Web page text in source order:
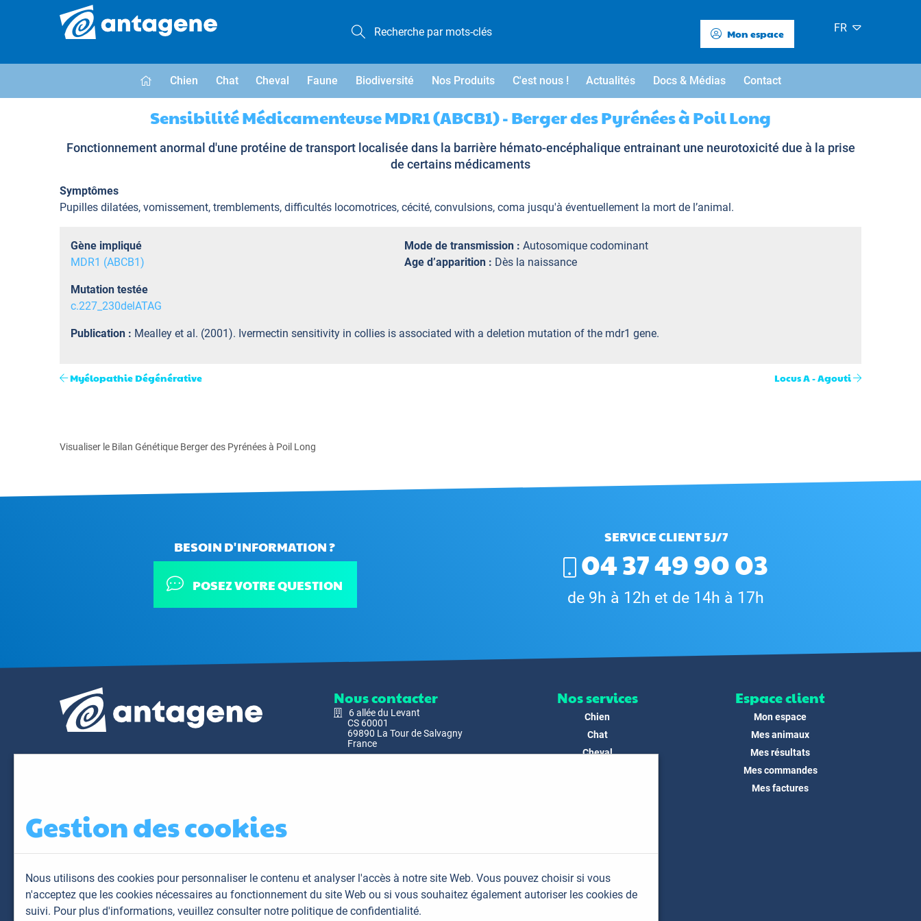
Mon espace FR
Chien Chat Cheval Faune Biodiversité Nos Produits C'est nous ! Actualités Docs & Médias Contact
Sensibilité Médicamenteuse MDR1 (ABCB1) - Berger des Pyrénées à Poil Long
Fonctionnement anormal d'une protéine de transport localisée dans la barrière hémato-encéphalique entrainant une neurotoxicité due à la prise
de certains médicaments
Symptômes
Pupilles dilatées, vomissement, tremblements, difficultés locomotrices, cécité, convulsions, coma jusqu'à éventuellement la mort de l’animal.
Gène impliqué
MDR1 (ABCB1)
Mutation testée
c.227_230delATAG
Mode de transmission : Autosomique codominant
Age d’apparition : Dès la naissance
Publication : Mealley et al. (2001). Ivermectin sensitivity in collies is associated with a deletion mutation of the mdr1 gene.
Myélopathie Dégénérative Locus A - Agouti
Visualiser le Bilan Génétique Berger des Pyrénées à Poil Long
BESOIN D'INFORMATION ?
POSEZ VOTRE QUESTION
SERVICE CLIENT 5J/7
04 37 49 90 03
de 9h à 12h et de 14h à 17h
Nous contacter
6 allée du Levant
CS 60001
69890 La Tour de Salvagny
France
Nos services
Chien
Chat
Cheval
FAQ
Contact
Espace client
Mon espace
Mes animaux
Mes résultats
Mes commandes
Mes factures
Gestion des cookies
Nous utilisons des cookies pour personnaliser le contenu et analyser l'accès à notre site Web. Vous pouvez choisir si vous
n'acceptez que les cookies nécessaires au fonctionnement du site Web ou si vous souhaitez également autoriser les cookies de
suivi. Pour plus d'informations, veuillez consulter notre politique de confidentialité.